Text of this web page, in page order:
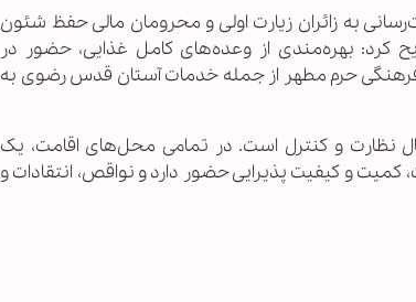
به زائران زیارت اولی و محرومان مالی حفظ شئون
کرد: بهره‌مندی از وعده‌های کامل غذایی، حضور در
حرم مطهر از جمله خدمات آستان قدس رضوی به
نظارت و کنترل است. در تمامی محل‌های اقامت، یک
و کیفیت پذیرایی حضور دارد و نواقص، انتقادات و